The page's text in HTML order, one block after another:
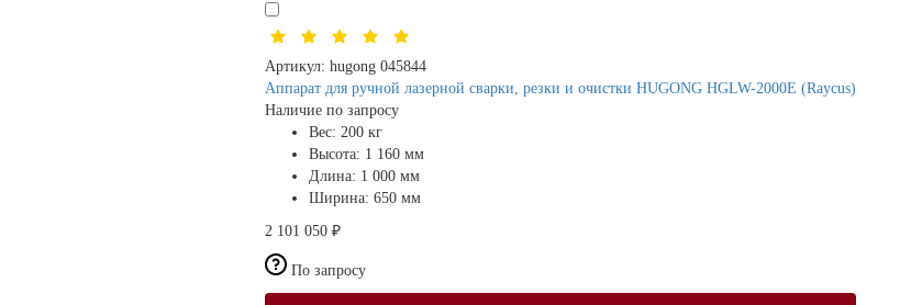
Артикул: hugong 045844
Аппарат для ручной лазерной сварки, резки и очистки HUGONG HGLW-2000E (Raycus)
Наличие по запросу
Вес: 200 кг
Высота: 1 160 мм
Длина: 1 000 мм
Ширина: 650 мм
2 101 050 ₽
По запросу